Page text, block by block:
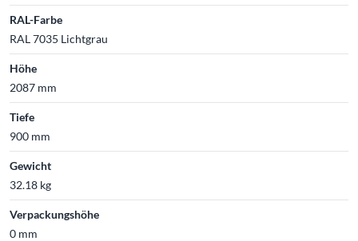
RAL-Farbe
RAL 7035 Lichtgrau
Höhe
2087 mm
Tiefe
900 mm
Gewicht
32.18 kg
Verpackungshöhe
0 mm